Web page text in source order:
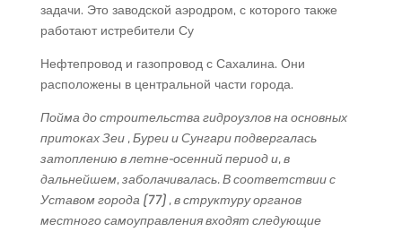
задачи. Это заводской аэродром, с которого также
работают истребители Су
Нефтепровод и газопровод с Сахалина. Они
расположены в центральной части города.
Пойма до строительства гидроузлов на основных
притоках Зеи , Буреи и Сунгари подвергалась
затоплению в летне-осенний период и, в
дальнейшем, заболачивалась. В соответствии с
Уставом города [77] , в структуру органов
местного самоуправления входят следующие